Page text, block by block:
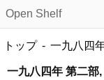
Open Shelf
トップ 一九八四
一九八四年 第二部